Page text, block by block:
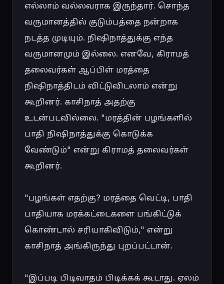
எல்லாம் வல்லவராக இருந்தார். சொந்த
வருமானத்தில் குடும்பத்தை நன்றாக
நடத்த முடியும். நிஷிநாத்துக்கு எந்த
வருமானமும் இல்லை. எனவே, கிராமத்
தலைவர்கள் ஆப்பிள் மரத்தை
நிஷிநாத்திடம் விட்டுவிடலாம் என்று
கூறினர். காசிநாத் அதற்கு
உடன்படவில்லை. "மரத்தின் பழங்களில்
பாதி நிஷிநாத்துக்கு கொடுக்க
வேண்டும்" என்று கிராமத் தலைவர்கள்
கூறினர்.
"பழங்கள் எதற்கு? மரத்தை வெட்டி, பாதி
பாதியாக மரக்கட்டைகளை பங்கிட்டுக்
கொண்டால் சரியாகிவிடும்," என்று
காசிநாத் அங்கிருந்து புறப்பட்டான்.
"இப்படி பிடிவாதம் பிடிக்கக் கூடாது. ஏலம்